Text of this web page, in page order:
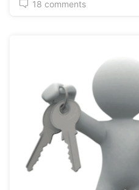
18 comments